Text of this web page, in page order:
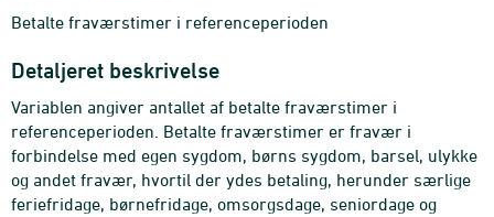
Betalte fraværstimer i referenceperioden
Detaljeret beskrivelse
Variablen angiver antallet af betalte fraværstimer i
referenceperioden. Betalte fraværstimer er fravær i
forbindelse med egen sygdom, børns sygdom, barsel, ulykke
og andet fravær, hvortil der ydes betaling, herunder særlige
feriefridage, børnefridage, omsorgsdage, seniordage og